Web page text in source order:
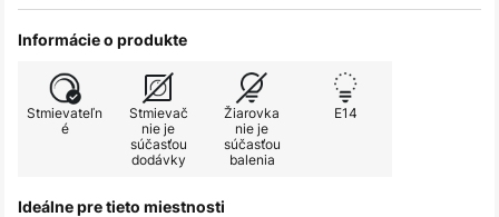
Informácie o produkte
Stmievateľn
é
Stmievač
nie je
súčasťou
dodávky
Žiarovka
nie je
súčasťou
balenia
E14
Ideálne pre tieto miestnosti